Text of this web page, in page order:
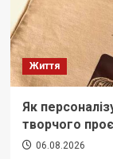
Життя
Як
творчого
06.08.2026